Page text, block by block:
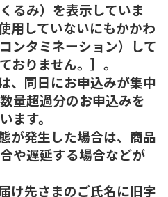
るみ）を表示していま
用していないにもかかわ
ンタミネーション）して
おりません。］。
、同日にお申込みが集中
量超過分のお申込みを
ます。
が発生した場合は、商品
や遅延する場合などが
け先さまのご氏名に旧字